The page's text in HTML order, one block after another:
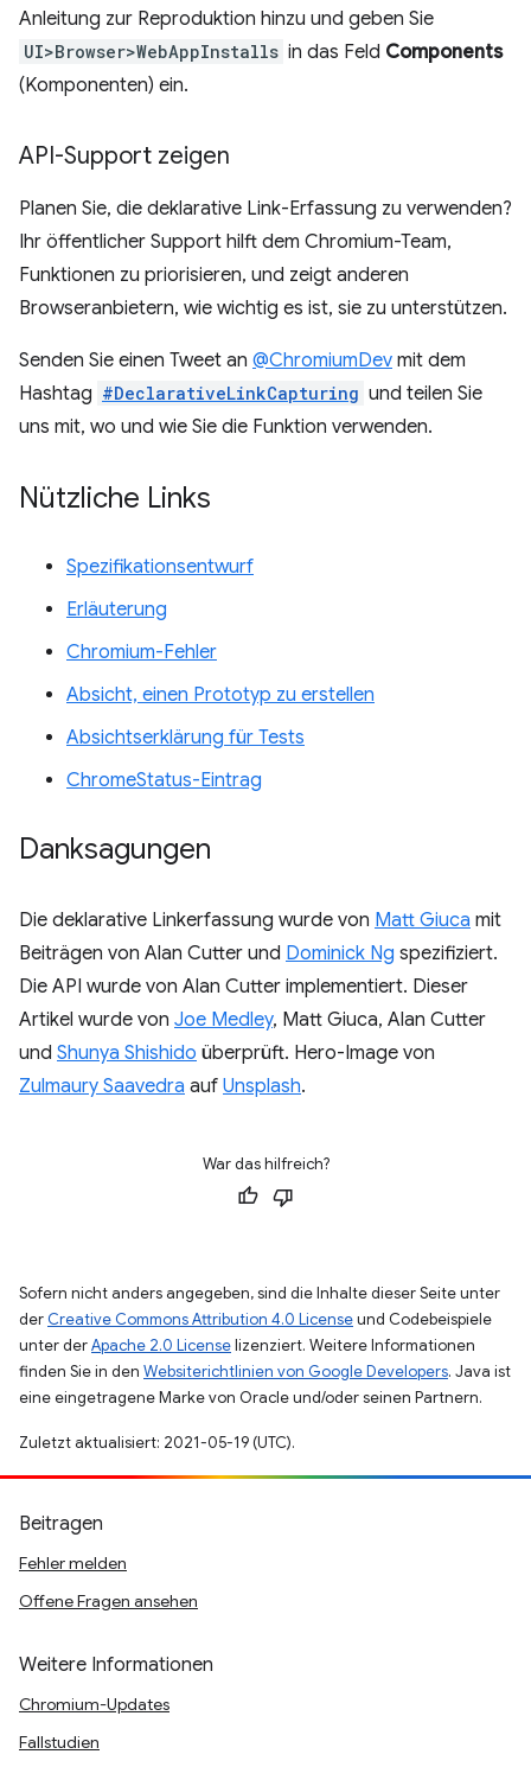
Anleitung zur Reproduktion hinzu und geben Sie
UI>Browser>WebAppInstalls in das Feld Components
(Komponenten) ein.
API-Support zeigen
Planen Sie, die deklarative Link-Erfassung zu verwenden?
Ihr öffentlicher Support hilft dem Chromium-Team,
Funktionen zu priorisieren, und zeigt anderen
Browseranbietern, wie wichtig es ist, sie zu unterstützen.
Senden Sie einen Tweet an @ChromiumDev mit dem
Hashtag #DeclarativeLinkCapturing und teilen Sie
uns mit, wo und wie Sie die Funktion verwenden.
Nützliche Links
Spezifikationsentwurf
Erläuterung
Chromium-Fehler
Absicht, einen Prototyp zu erstellen
Absichtserklärung für Tests
ChromeStatus-Eintrag
Danksagungen
Die deklarative Linkerfassung wurde von Matt Giuca mit
Beiträgen von Alan Cutter und Dominick Ng spezifiziert.
Die API wurde von Alan Cutter implementiert. Dieser
Artikel wurde von Joe Medley, Matt Giuca, Alan Cutter
und Shunya Shishido überprüft. Hero-Image von
Zulmaury Saavedra auf Unsplash.
War das hilfreich?
Sofern nicht anders angegeben, sind die Inhalte dieser Seite unter
der Creative Commons Attribution 4.0 Licenseund Codebeispiele
unter derApache 2.0 Licenselizenziert. Weitere Informationen
finden Sie in den Websiterichtlinien von Google Developers. Java ist
eine eingetragene Marke von Oracle und/oder seinen Partnern.
Zuletzt aktualisiert: 2021-05-19 (UTC).
Beitragen
Fehler melden
Offene Fragen ansehen
Weitere Informationen
Chromium-Updates
Fallstudien